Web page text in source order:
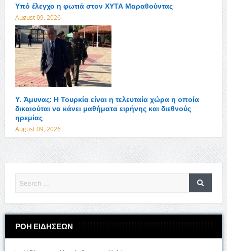
Υπό έλεγχο η φωτιά στον ΧΥΤΑ Μαραθούντας
August 09, 2026
Υ. Άμυνας: Η Τουρκία είναι η τελευταία χώρα η οποία
δικαιούται να κάνει μαθήματα ειρήνης και διεθνούς
ηρεμίας
August 09, 2026
ΡΟΗ ΕΙΔΗΣΕΩΝ